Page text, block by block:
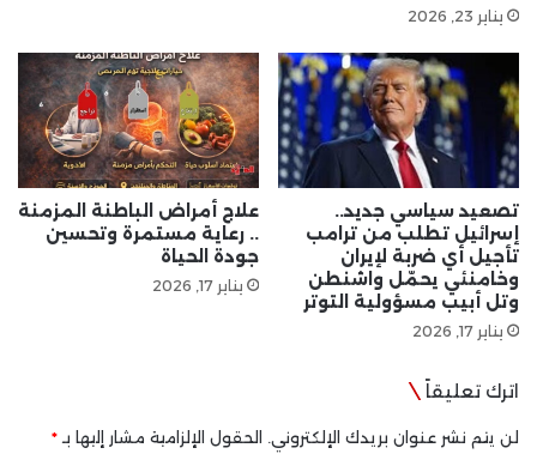
يناير 23, 2026
تصعيد سياسي جديد..
إسرائيل تطلب من ترامب
تأجيل أي ضربة لإيران
وخامنئي يحمّل واشنطن
وتل أبيب مسؤولية التوتر
يناير 17, 2026
علاج أمراض الباطنة المزمنة
.. رعاية مستمرة وتحسين
جودة الحياة
يناير 17, 2026
اترك تعليقاً
لن يتم نشر عنوان بريدك الإلكتروني. الحقول الإلزامية مشار إليها بـ*